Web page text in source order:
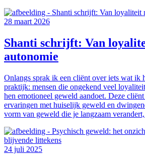
28 maart 2026
Shanti schrijft: Van
autonomie
Onlangs sprak ik een cliënt over iets wat ik
praktijk: mensen die ongekend veel
hen emotioneel geweld aandoet. Deze
ervaringen met huiselijk geweld en
vorm van geweld die je langzaam
24 juli 2025